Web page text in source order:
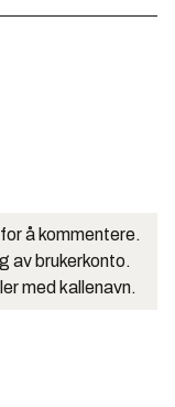
å kommentere.
av brukerkonto.
med kallenavn.